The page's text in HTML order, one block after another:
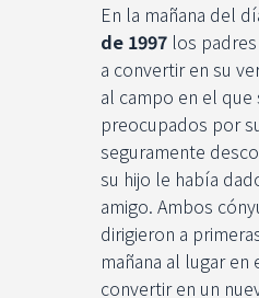
En la mañana del
de 1997los padres
a convertir en su
al campo en el que
preocupados por
seguramente
su hijo le había
amigo. Ambos
dirigieron a
mañana al lugar en
convertir en un